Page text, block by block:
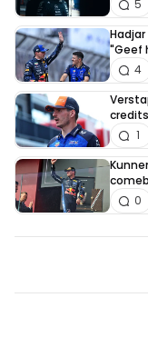
5
"Geef
4
1
0